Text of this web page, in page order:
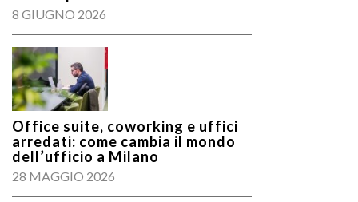
8 GIUGNO 2026
Office suite, coworking e uffici
arredati: come cambia il mondo
dell’ufficio a Milano
28 MAGGIO 2026